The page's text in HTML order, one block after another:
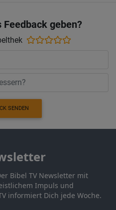
geben?
SENDEN
Bibel TV Newsletter mit
Impuls und
informiert Dich jede Woche.